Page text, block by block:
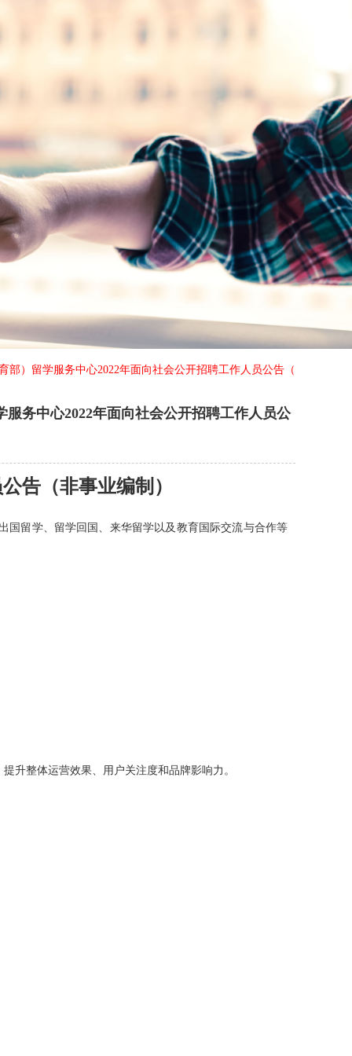
）留学服务中心2022年面向社会公开招聘工作人员公告（非事业编
务中心2022年面向社会公开招聘工作人员公
告（非事业编制）
国留学、留学回国、来华留学以及教育国际交流与合作等
整体运营效果、用户关注度和品牌影响力。